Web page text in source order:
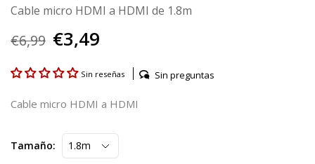
Cable micro HDMI a HDMI de 1.8m
€6,99 €3,49
Sin reseñas Sin preguntas
Cable micro HDMI a HDMI
Tamaño: